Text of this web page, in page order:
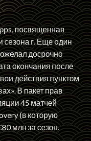
посвященная
сезона г. Еще один
досрочно
окончания после
действия пунктом
В пакет прав
45 матчей
(в которую
млн за сезон.